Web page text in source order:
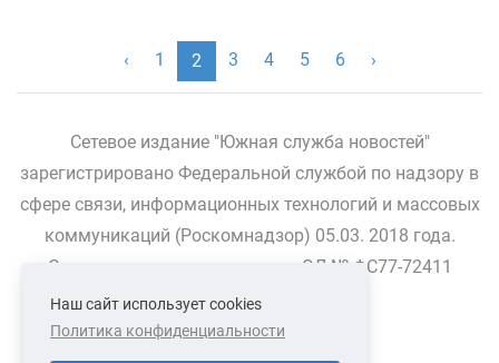
‹ 1 2 3 4 5 6 ›
Сетевое издание "Южная служба новостей"
зарегистрировано Федеральной службой по надзору в
сфере связи, информационных технологий и массовых
коммуникаций (Роскомнадзор) 05.03. 2018 года.
Свидетельство о регистрации ЭЛ № ФС77-72411
СВЯЗАТЬСЯ С НАМИ
Наш сайт использует cookies
Политика конфиденциальности